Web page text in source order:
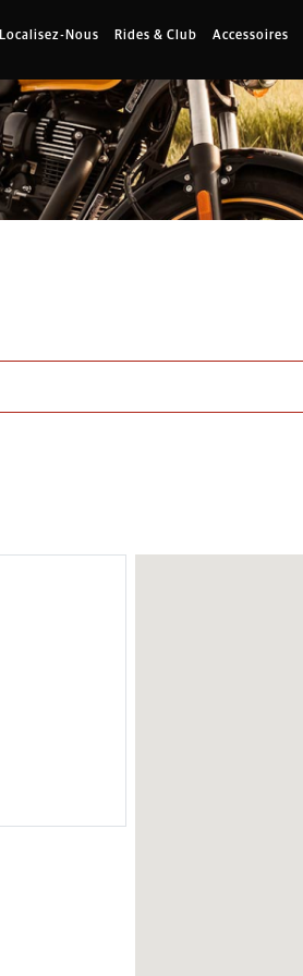
Localisez-Nous Rides & Club Accessoires